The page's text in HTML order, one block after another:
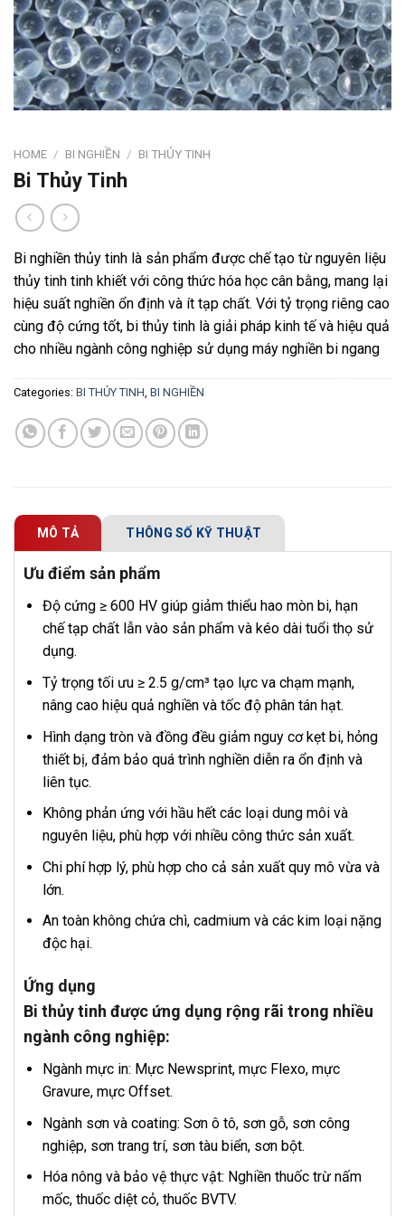
HOME / BI NGHIỀN / BI THỦY TINH
Bi Thủy Tinh
Bi nghiền thủy tinh là sản phẩm được chế tạo từ nguyên liệu
thủy tinh tinh khiết với công thức hóa học cân bằng, mang lại
hiệu suất nghiền ổn định và ít tạp chất. Với tỷ trọng riêng cao
cùng độ cứng tốt, bi thủy tinh là giải pháp kinh tế và hiệu quả
cho nhiều ngành công nghiệp sử dụng máy nghiền bi ngang
Categories: BI THỦY TINH, BI NGHIỀN
MÔ TẢ THÔNG SỐ KỸ THUẬT
Ưu điểm sản phẩm
Độ cứng ≥ 600 HV giúp giảm thiểu hao mòn bi, hạn
chế tạp chất lẫn vào sản phẩm và kéo dài tuổi thọ sử
dụng.
Tỷ trọng tối ưu ≥ 2.5 g/cm³ tạo lực va chạm mạnh,
nâng cao hiệu quả nghiền và tốc độ phân tán hạt.
Hình dạng tròn và đồng đều giảm nguy cơ kẹt bi, hỏng
thiết bị, đảm bảo quá trình nghiền diễn ra ổn định và
liên tục.
Không phản ứng với hầu hết các loại dung môi và
nguyên liệu, phù hợp với nhiều công thức sản xuất.
Chi phí hợp lý, phù hợp cho cả sản xuất quy mô vừa và
lớn.
An toàn không chứa chì, cadmium và các kim loại nặng
độc hại.
Ứng dụng
Bi thủy tinh được ứng dụng rộng rãi trong nhiều
ngành công nghiệp:
Ngành mực in: Mực Newsprint, mực Flexo, mực
Gravure, mực Offset.
Ngành sơn và coating: Sơn ô tô, sơn gỗ, sơn công
nghiệp, sơn trang trí, sơn tàu biển, sơn bột.
Hóa nông và bảo vệ thực vật: Nghiền thuốc trừ nấm
mốc, thuốc diệt cỏ, thuốc BVTV.